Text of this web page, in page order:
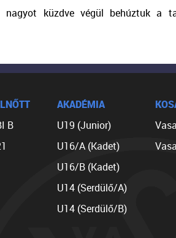
küzdve végül behúztuk a
B
AKADÉMIA
U19 (Junior)
U16/A (Kadet)
U16/B (Kadet)
U14 (Serdülő/A)
U14 (Serdülő/B)